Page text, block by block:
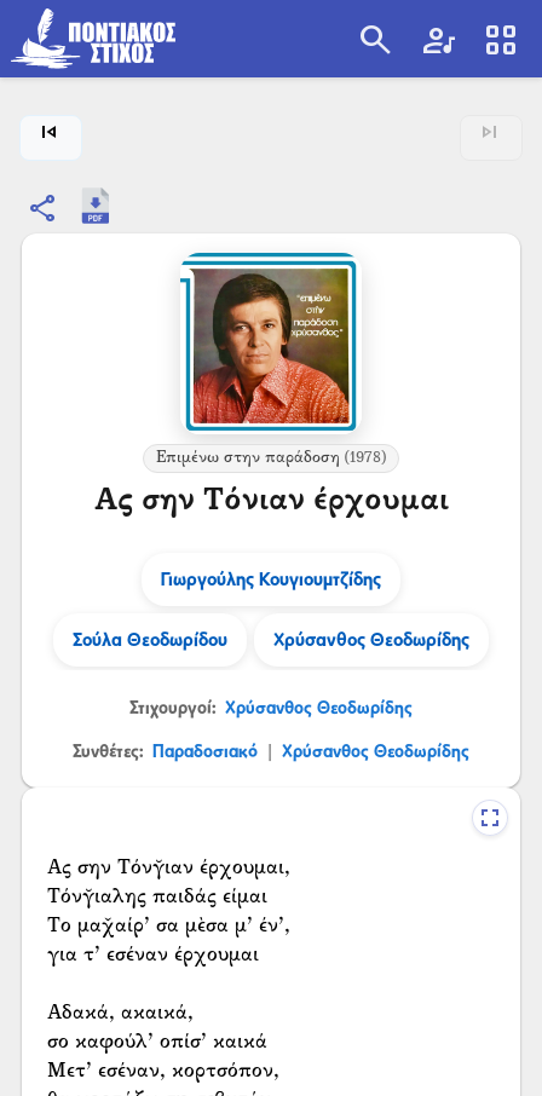
search artist view_cozy
skip_previous skip_next
share
Επιμένω στην παράδοση (1978)
Ας σην Τόνιαν έρχουμαι
Γιωργούλης Κουγιουμτζίδης
Σούλα Θεοδωρίδου Χρύσανθος Θεοδωρίδης
Στιχουργοί: Χρύσανθος Θεοδωρίδης
Συνθέτες: Παραδοσιακό Χρύσανθος Θεοδωρίδης
Ας σην Τόνγ̆ιαν έρχουμαι,
Τόνγ̆ιαλης παιδάς είμαι
Το μαχ̌αίρ’ σα μὲσα μ’ έν’,
για τ’ εσέναν έρχουμαι
Αδακά, ακαικά,
σο καφούλ’ οπίσ’ καικά
Μετ’ εσέναν, κορτσόπον,